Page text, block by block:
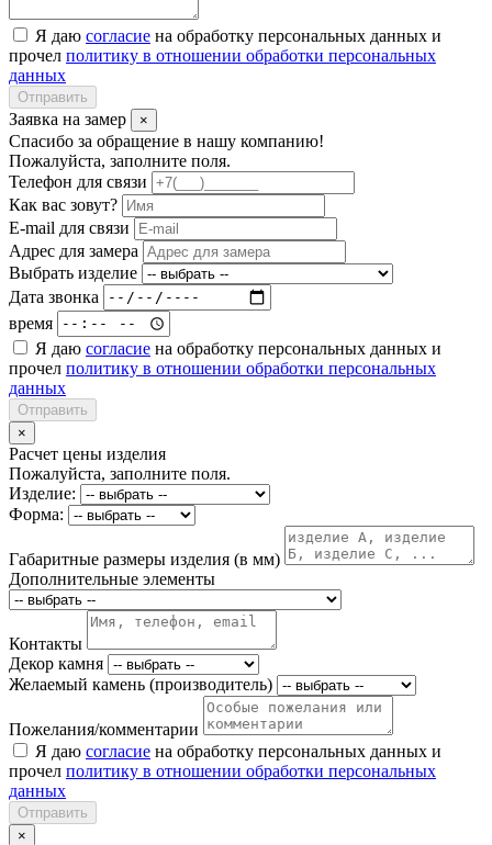
Я даю согласие на обработку персональных данных и
прочел политику в отношении обработки персональных
данных
Отправить
Заявка на замер ×
Спасибо за обращение в нашу компанию!
Пожалуйста, заполните поля.
Телефон для связи
Как вас зовут?
E-mail для связи
Адрес для замера
Выбрать изделие
Дата звонка
время
Я даю согласие на обработку персональных данных и
прочел политику в отношении обработки персональных
данных
Отправить
×
Расчет цены изделия
Пожалуйста, заполните поля.
Изделие:
Форма:
Габаритные размеры изделия (в мм)
Дополнительные элементы
Контакты
Декор камня
Желаемый камень (производитель)
Пожелания/комментарии
Я даю согласие на обработку персональных данных и
прочел политику в отношении обработки персональных
данных
Отправить
×